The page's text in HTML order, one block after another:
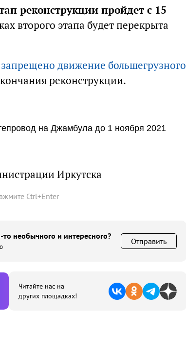
реконструкции пройдет с 15
второго этапа будет перекрыта
запрещено движение большегрузного
реконструкции.
на Джамбула до 1 ноября 2021
Иркутска
Ctrl+Enter
необычного и интересного?
Отправить
Читайте нас на
других площадках!